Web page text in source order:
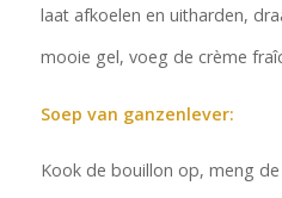
laat afkoelen en uitharden,
mooie gel, voeg de crème
Soep van ganzenlever:
Kook de bouillon op, meng